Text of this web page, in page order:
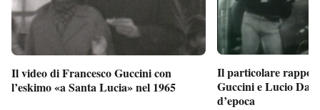
Il video di Francesco Guccini con
l’eskimo «a Santa Lucia» nel 1965
Il particolare
Guccini e Lucio
d’epoca